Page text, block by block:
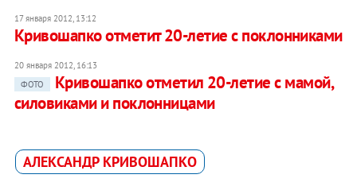
17 января 2012, 13:12
Кривошапко отметит 20-летие с поклонниками
20 января 2012, 16:13
ФОТО
Кривошапко отметил 20-летие с мамой,
силовиками и поклонницами
АЛЕКСАНДР КРИВОШАПКО